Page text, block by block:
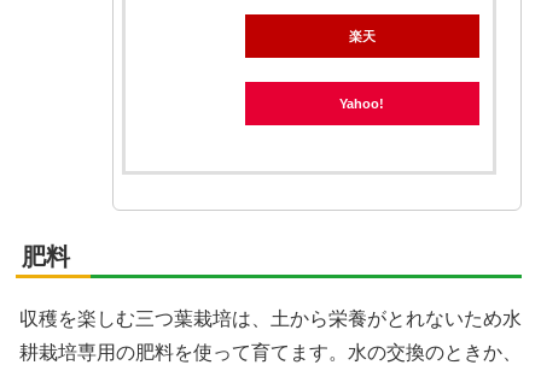
楽天
Yahoo!
肥料
収穫を楽しむ三つ葉栽培は、土から栄養がとれないため水
耕栽培専用の肥料を使って育てます。水の交換のときか、